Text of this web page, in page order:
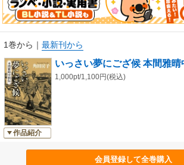
1巻から ｜ 最新刊から
作品紹介
いっさい夢にござ候 本間雅晴
1,000pt/1,100円(税込)
会員登録して全巻購入